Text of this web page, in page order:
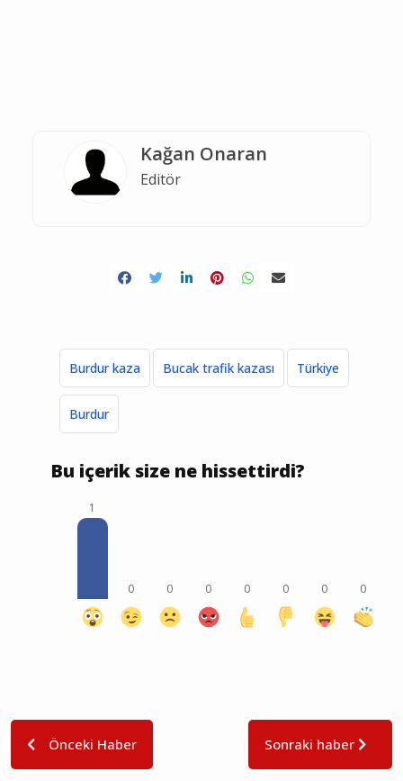
Kağan Onaran
Editör
Burdur kaza Bucak trafik kazası Türkiye
Burdur
Bu içerik size ne hissettirdi?
1
0 0 0 0 0 0 0
Önceki Haber Sonraki haber